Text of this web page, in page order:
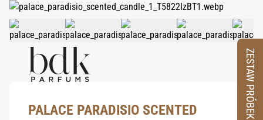
PALACE PARADISIO SCENTED
ZESTAW PRÓBEK